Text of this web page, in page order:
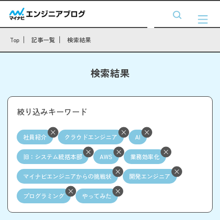
Top 記事一覧 検索結果
検索結果
絞り込みキーワード
社員紹介 クラウドエンジニア AI
旧：システム統括本部 AWS 業務効率化
マイナビエンジニアからの挑戦状 開発エンジニア
プログラミング やってみた